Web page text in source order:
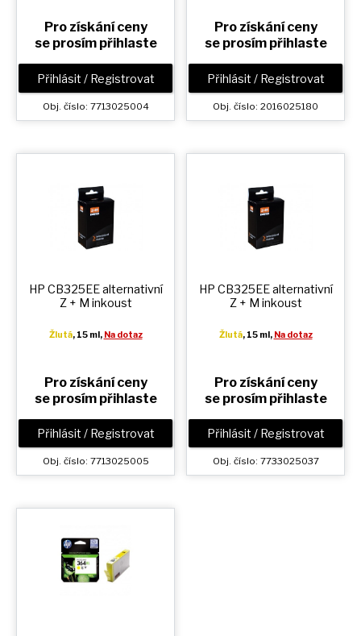
Pro získání ceny
se prosím přihlaste
Přihlásit / Registrovat
Obj. číslo: 7713025004
Pro získání ceny
se prosím přihlaste
Přihlásit / Registrovat
Obj. číslo: 2016025180
HP CB325EE alternativní
Z + M inkoust
Žlutá, 15 ml, Na dotaz
Pro získání ceny
se prosím přihlaste
Přihlásit / Registrovat
Obj. číslo: 7713025005
HP CB325EE alternativní
Z + M inkoust
Žlutá, 15 ml, Na dotaz
Pro získání ceny
se prosím přihlaste
Přihlásit / Registrovat
Obj. číslo: 7733025037